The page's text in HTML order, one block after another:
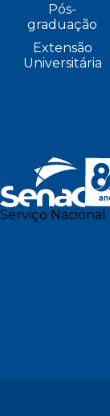
Pós-
graduação
Extensão
Universitária
Serviço